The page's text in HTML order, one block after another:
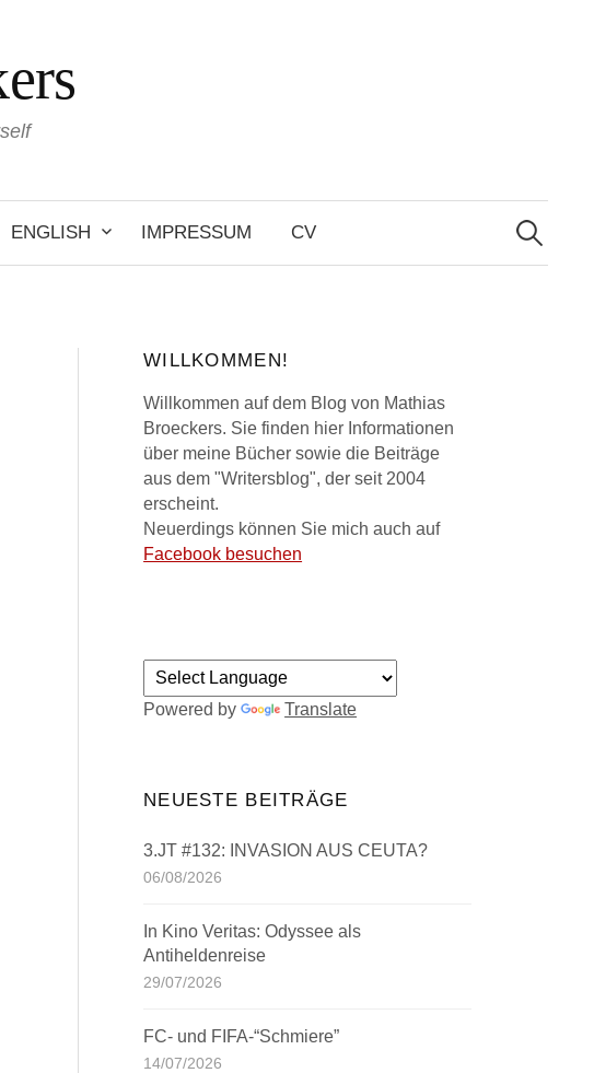
ENGLISH IMPRESSUM CV
Search
for:
WILLKOMMEN!
Willkommen auf dem Blog von Mathias
Broeckers. Sie finden hier Informationen
über meine Bücher sowie die Beiträge
aus dem "Writersblog", der seit 2004
erscheint.
Neuerdings können Sie mich auch auf
Facebook besuchen
Powered by Translate
NEUESTE BEITRÄGE
3.JT #132: INVASION AUS CEUTA?
06/08/2026
In Kino Veritas: Odyssee als
Antiheldenreise
29/07/2026
FC- und FIFA-“Schmiere”
14/07/2026